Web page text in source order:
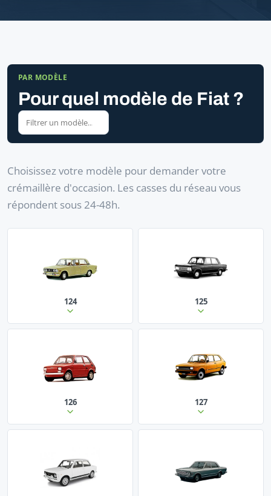
PAR MODÈLE
Pour quel modèle de Fiat ?
Choisissez votre modèle pour demander votre
crémaillère d'occasion. Les casses du réseau vous
répondent sous 24-48h.
124 125
126 127